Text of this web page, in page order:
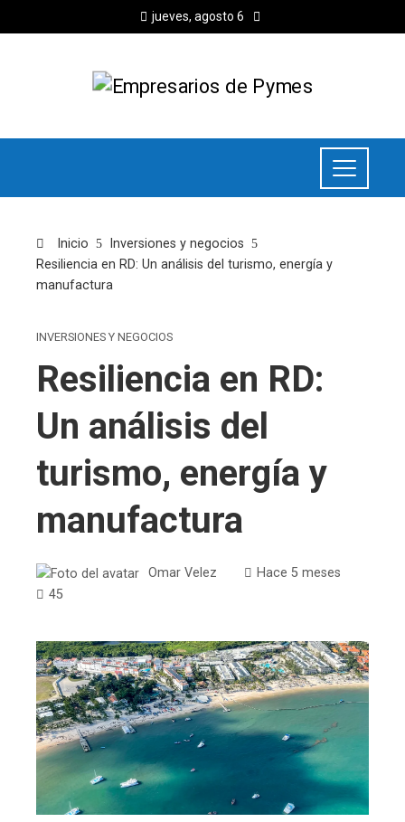
jueves, agosto 6
Inicio
Inversiones y negocios
Resiliencia en RD: Un análisis del turismo, energía y
manufactura
INVERSIONES Y NEGOCIOS
Resiliencia en RD:
Un análisis del
turismo, energía y
manufactura
Omar Velez
Hace 5 meses
45